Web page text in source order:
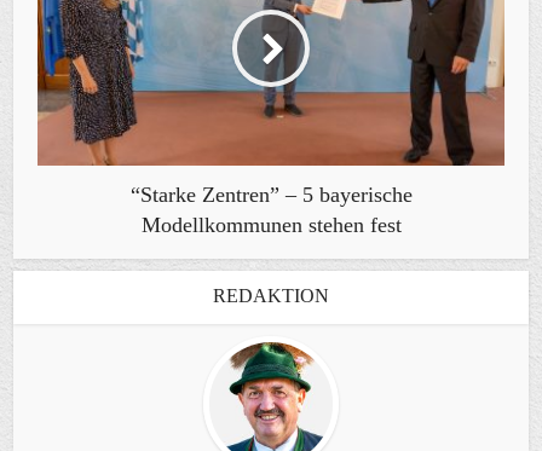
“Starke Zentren” – 5 bayerische
Modellkommunen stehen fest
REDAKTION